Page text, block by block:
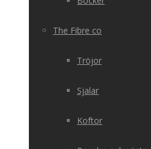
The Fibre co
Tröjor
Sjalar
Koftor